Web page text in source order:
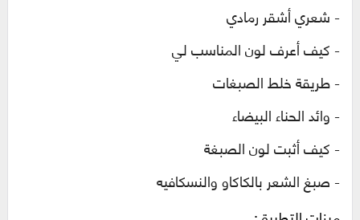
-شعري أشقر رمادي
-كيف أعرف لون المناسب لي
-طريقة خلط الصبغات
-وائد الحناء البيضاء
-كيف أثبت لون الصبغة
-صبغ الشعر بالكاكاو والنسكافيه